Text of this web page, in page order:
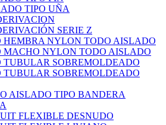
TIPO UÑA
SERIE Z
HEMBRA NYLON TODO AISLADO
MACHO NYLON TODO AISLADO
TUBULAR SOBREMOLDEADO
TUBULAR SOBREMOLDEADO
AISLADO TIPO BANDERA
FLEXIBLE DESNUDO